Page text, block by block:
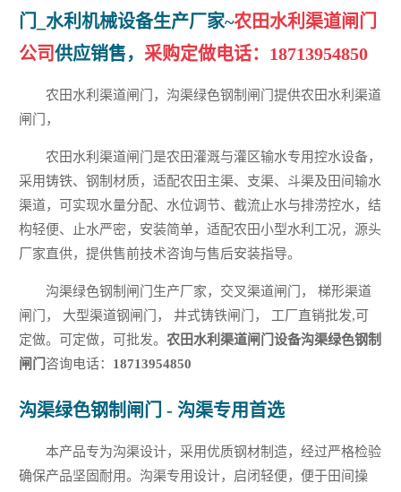
门_水利机械设备生产厂家~农田水利渠道闸门
公司供应销售，采购定做电话： 18713954850
农田水利渠道闸门，沟渠绿色钢制闸门提供农田水利渠道
闸门，
农田水利渠道闸门是农田灌溉与灌区输水专用控水设备，
采用铸铁、钢制材质，适配农田主渠、支渠、斗渠及田间输水
渠道，可实现水量分配、水位调节、截流止水与排涝控水，结
构轻便、止水严密，安装简单，适配农田小型水利工况，源头
厂家直供，提供售前技术咨询与售后安装指导。
沟渠绿色钢制闸门生产厂家，交叉渠道闸门， 梯形渠道
闸门， 大型渠道钢闸门， 井式铸铁闸门， 工厂直销批发,可
定做。可定做，可批发。农田水利渠道闸门设备沟渠绿色钢制
闸门 咨询电话： 18713954850
沟渠绿色钢制闸门 - 沟渠专用首选
本产品专为沟渠设计，采用优质钢材制造，经过严格检验
确保产品坚固耐用。沟渠专用设计，启闭轻便，便于田间操